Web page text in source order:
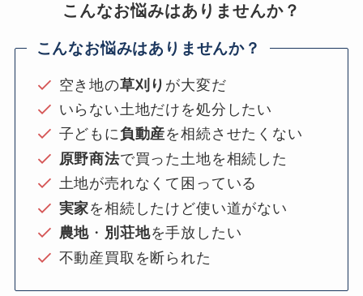
こんなお悩みはありませんか？
こんなお悩みはありませんか？
空き地の草刈り が大変だ
いらない土地だけを処分したい
子どもに負動産を相続させたくない
原野商法で買った土地を相続した
土地が売れなくて困っている
実家を相続したけど使い道がない
農地 ・ 別荘地を手放したい
不動産買取を断られた